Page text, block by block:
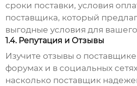
сроки поставки, условия
поставщика, который
выгодные условия для
1.4. Репутация и Отзывы
Изучите отзывы о
форумах и в социальных
насколько поставщик